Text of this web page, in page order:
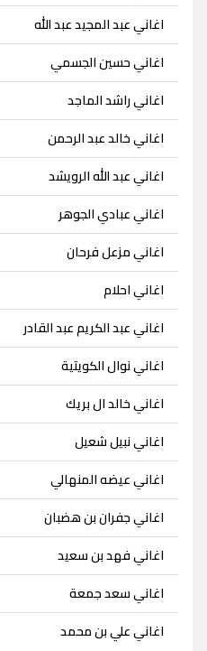
اغاني عبد المجيد عبد الله
اغاني حسين الجسمي
اغاني راشد الماجد
اغاني خالد عبد الرحمن
اغاني عبد الله الرويشد
اغاني عبادي الجوهر
اغاني مزعل فرحان
اغاني احلام
اغاني عبد الكريم عبد القادر
اغاني نوال الكويتية
اغاني خالد ال بريك
اغاني نبيل شعيل
اغاني عيضه المنهالي
اغاني جفران بن هضبان
اغاني فهد بن سعيد
اغاني سعد جمعة
اغاني علي بن محمد